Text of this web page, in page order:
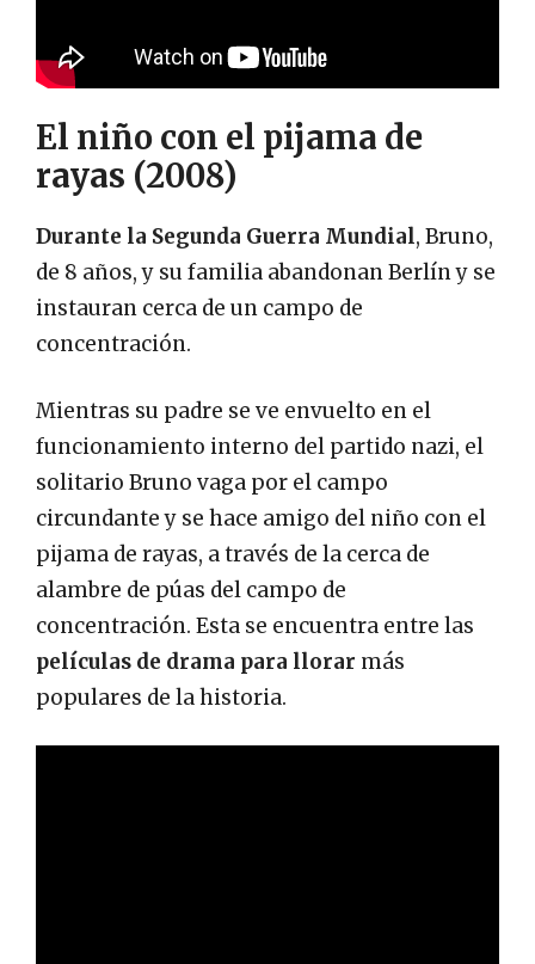
El niño con el pijama de
rayas (2008)
Durante la Segunda Guerra Mundial, Bruno,
de 8 años, y su familia abandonan Berlín y se
instauran cerca de un campo de
concentración.
Mientras su padre se ve envuelto en el
funcionamiento interno del partido nazi, el
solitario Bruno vaga por el campo
circundante y se hace amigo del niño con el
pijama de rayas, a través de la cerca de
alambre de púas del campo de
concentración. Esta se encuentra entre las
películas de drama para llorar más
populares de la historia.